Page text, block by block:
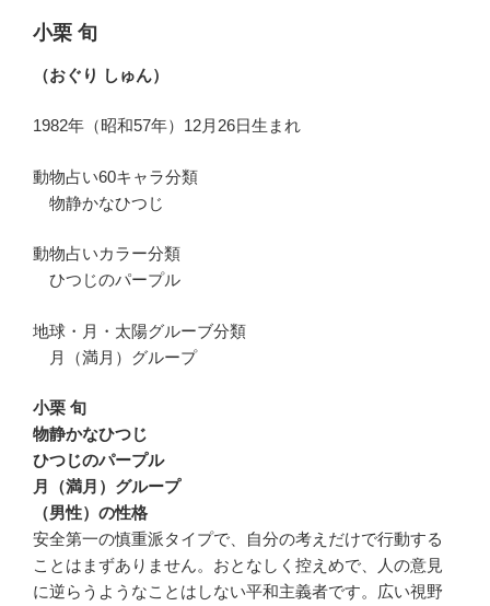
小栗 旬
（おぐり しゅん）
1982年（昭和57年）12月26日生まれ
動物占い60キャラ分類
物静かなひつじ
動物占いカラー分類
ひつじのパープル
地球・月・太陽グルーブ分類
月（満月）グループ
小栗 旬
物静かなひつじ
ひつじのパープル
月（満月）グループ
（男性）の性格
安全第一の慎重派タイプで、自分の考えだけで行動する
ことはまずありません。おとなしく控えめで、人の意見
に逆らうようなことはしない平和主義者です。広い視野